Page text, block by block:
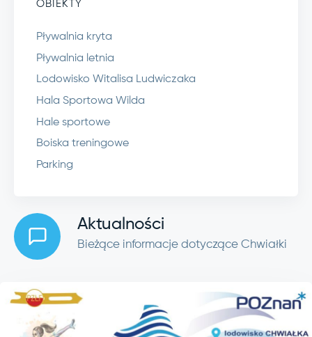
OBIEKTY
Pływalnia kryta
Pływalnia letnia
Lodowisko Witalisa Ludwiczaka
Hala Sportowa Wilda
Hale sportowe
Boiska treningowe
Parking
Aktualności
Bieżące informacje dotyczące Chwiałki